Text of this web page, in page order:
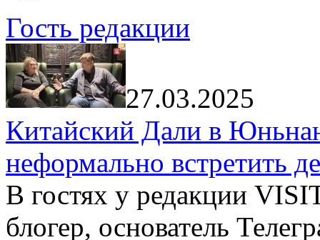
Гость редакции
27.03.2025
Китайский Дали в
неформально встретить
В гостях у редакции
блогер, основатель